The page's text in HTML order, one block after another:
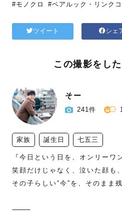
#モノクロ
#ペアルック・リンク
ツイート シェ
この撮影をし
そー
241件
家族 誕生日 七五三
『今日という日を、オンリーワ
笑顔だけじゃなく、泣いた顔も
その子らしい“今”を、そのまま
⸻